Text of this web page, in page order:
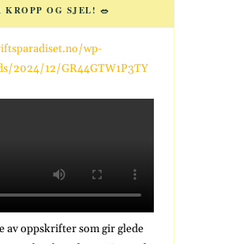
KROPP OG SJEL! 🥗
wp-
2024/12/GR44GTW1P3TY
av oppskrifter som gir glede